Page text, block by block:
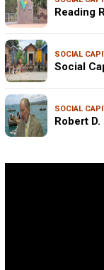
Reading
SOCIAL
Social
SOCIAL
Robert